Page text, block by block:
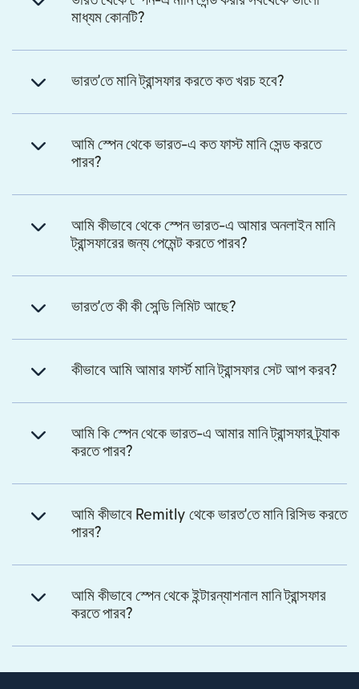
মাধ্যম কোনটি?
ভারত'তে মানি ট্রান্সফার করতে কত খরচ হবে?
আমি স্পেন থেকে ভারত-এ কত ফাস্ট মানি সেন্ড করতে
পারব?
আমি কীভাবে থেকে স্পেন ভারত-এ আমার অনলাইন মানি
ট্রান্সফারের জন্য পেমেন্ট করতে পারব?
ভারত'তে কী কী সেন্ডি লিমিট আছে?
কীভাবে আমি আমার ফার্স্ট মানি ট্রান্সফার সেট আপ করব?
আমি কি স্পেন থেকে ভারত-এ আমার মানি ট্রান্সফার ট্র্যাক
করতে পারব?
আমি কীভাবে Remitly থেকে ভারত'তে মানি রিসিভ করতে
পারব?
আমি কীভাবে স্পেন থেকে ইন্টারন্যাশনাল মানি ট্রান্সফার
করতে পারব?